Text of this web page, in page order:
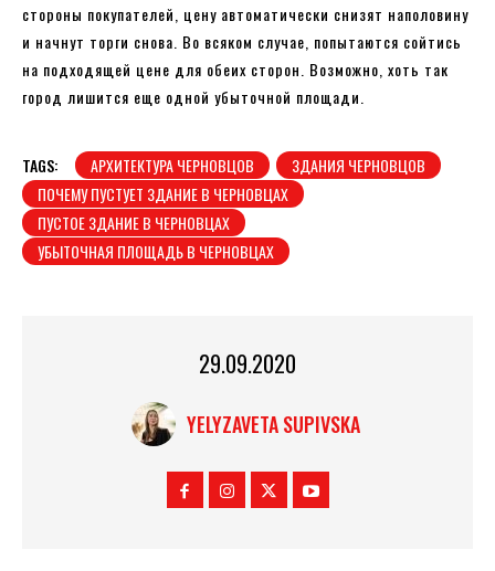
стороны покупателей, цену автоматически снизят наполовину
и начнут торги снова. Во всяком случае, попытаются сойтись
на подходящей цене для обеих сторон. Возможно, хоть так
город лишится еще одной убыточной площади.
TAGS: АРХИТЕКТУРА ЧЕРНОВЦОВ
ЗДАНИЯ ЧЕРНОВЦОВ
ПОЧЕМУ ПУСТУЕТ ЗДАНИЕ В ЧЕРНОВЦАХ
ПУСТОЕ ЗДАНИЕ В ЧЕРНОВЦАХ
УБЫТОЧНАЯ ПЛОЩАДЬ В ЧЕРНОВЦАХ
29.09.2020
YELYZAVETA SUPIVSKA